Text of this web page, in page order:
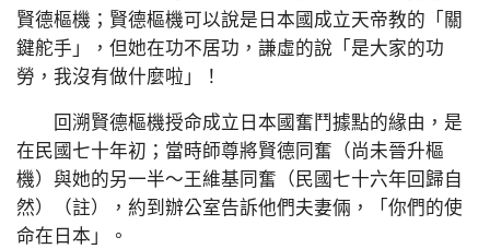
賢德樞機；賢德樞機可以說是日本國成立天帝教的「關
鍵舵手」，但她在功不居功，謙虛的說「是大家的功
勞，我沒有做什麼啦」！
回溯賢德樞機授命成立日本國奮鬥據點的緣由，是
在民國七十年初；當時師尊將賢德同奮（尚未晉升樞
機）與她的另一半～王維基同奮（民國七十六年回歸自
然）（註），約到辦公室告訴他們夫妻倆，「你們的使
命在日本」。